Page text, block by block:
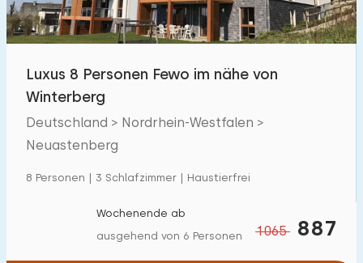
Zugänglichkeit
Eingeschränkte Mobilität
Rollstuhlgerecht
Hilfsmittel
Luxus 8 Personen Fewo im nähe von
Winterberg
Deutschland > Nordrhein-Westfalen >
Neuastenberg
8 Personen | 3 Schlafzimmer | Haustierfrei
1065 887
Wochenende ab
ausgehend von 6 Personen